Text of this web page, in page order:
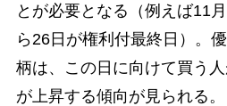
とが必要となる（例えば11
ら26日が権利付最終日）。
柄は、この日に向けて買う
が上昇する傾向が見られる。